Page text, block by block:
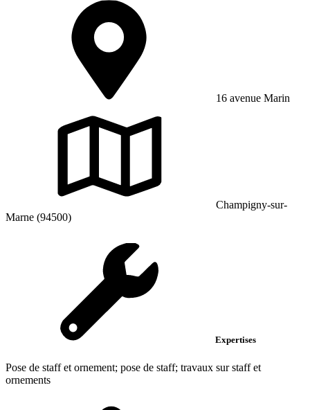
16 avenue Marin
Champigny-sur-
Marne (94500)
Expertises
Pose de staff et ornement; pose de staff; travaux sur staff et
ornements